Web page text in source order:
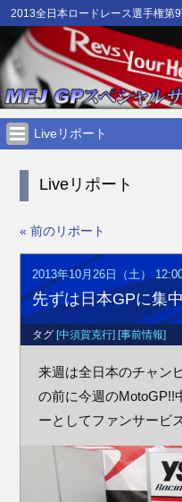
2013全日本ロードレース選手権第
Liveリポート
Liveリポート
« 前のリポート
2013年10月26日（土）
先ずは日本GPに集中
タグ [中須賀克行] [事前情報]
来週は全日本のチャン
の前に今週のMotoGP!!
ーとしてファンサービ